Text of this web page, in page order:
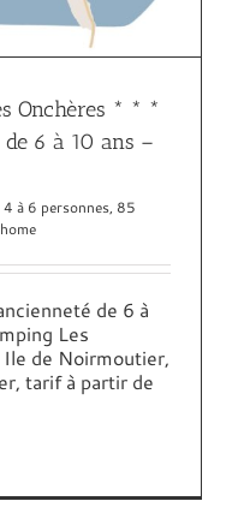
Onchères * * *
6 à 10 ans –
4 à 6 personnes, 85
de 6 à
Les
de Noirmoutier,
tarif à partir de